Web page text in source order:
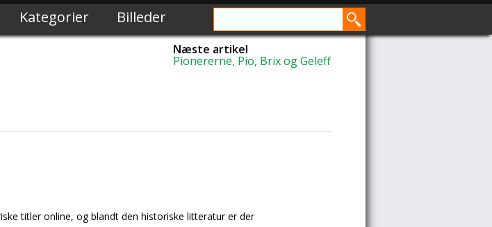
Kategorier Billeder
Næste artikel
Pionererne, Pio, Brix og Geleff
titler online, og blandt den historiske litteratur er der